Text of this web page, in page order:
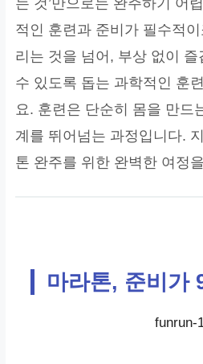
는 것’만으로는 완주하기 어
적인 훈련과 준비가 필수적
리는 것을 넘어, 부상 없이
수 있도록 돕는 과학적인 훈
요. 훈련은 단순히 몸을 만드
계를 뛰어넘는 과정입니다.
톤 완주를 위한 완벽한 여정
마라톤, 준비가
funrun-